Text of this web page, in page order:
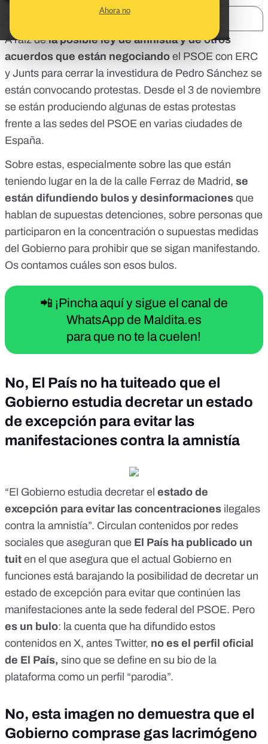
Ahora no
A raíz dela posible ley de amnistía y de otros
acuerdos que están negociando el PSOE con ERC
y Junts para cerrar la investidura de Pedro Sánchez se
están convocando protestas. Desde el 3 de noviembre
se están produciendo algunas de estas protestas
frente a las sedes del PSOE en varias ciudades de
España.
Sobre estas, especialmente sobre las que están
teniendo lugar en la de la calle Ferraz de Madrid, se
están difundiendo bulos y desinformaciones que
hablan de supuestas detenciones, sobre personas que
participaron en la concentración o supuestas medidas
del Gobierno para prohibir que se sigan manifestando.
Os contamos cuáles son esos bulos.
📲 ¡Pincha aquí y sigue el canal de
WhatsApp de Maldita.es
para que no te la cuelen!
No, El País no ha tuiteado que el
Gobierno estudia decretar un estado
de excepción para evitar las
manifestaciones contra la amnistía
“El Gobierno estudia decretar el estado de
excepción para evitar las concentraciones ilegales
contra la amnistía”. Circulan contenidos por redes
sociales que aseguran que El País ha publicado un
tuit en el que asegura que el actual Gobierno en
funciones está barajando la posibilidad de decretar un
estado de excepción para evitar que continúen las
manifestaciones ante la sede federal del PSOE. Pero
es un bulo: la cuenta que ha difundido estos
contenidos en X, antes Twitter, no es el perfil oficial
de El País, sino que se define en su bio de la
plataforma como un perfil “parodia”.
No, esta imagen no demuestra que el
Gobierno comprase gas lacrimógeno